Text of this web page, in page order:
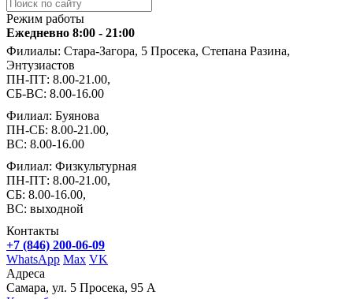
Режим работы
Ежедневно 8:00 - 21:00
Филиалы: Стара-Загора, 5 Просека, Степана Разина,
Энтузиастов
ПН-ПТ: 8.00-21.00,
СБ-ВС: 8.00-16.00
Филиал: Буянова
ПН-СБ: 8.00-21.00,
ВС: 8.00-16.00
Филиал: Физкультурная
ПН-ПТ: 8.00-21.00,
СБ: 8.00-16.00,
ВС: выходной
Контакты
+7 (846) 200-06-09
WhatsApp Max VK
Адреса
Самара, ул. 5 Просека, 95 А